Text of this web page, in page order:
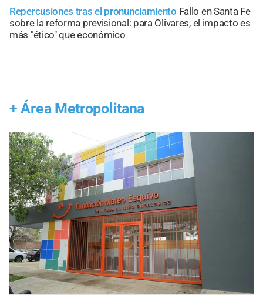
Repercusiones tras el pronunciamiento Fallo en Santa Fe
sobre la reforma previsional: para Olivares, el impacto es
más "ético" que económico
+ Área Metropolitana